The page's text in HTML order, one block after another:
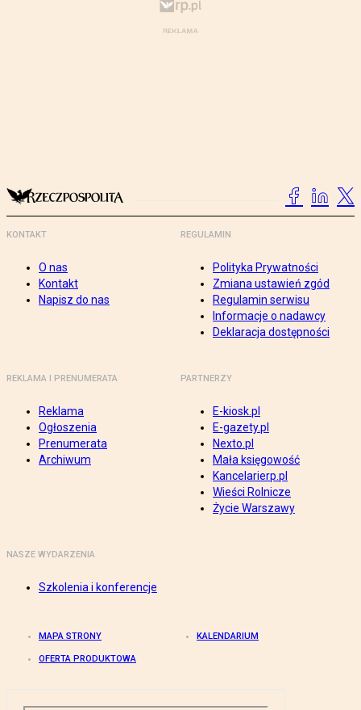
KONTAKT
O nas
Kontakt
Napisz do nas
REGULAMIN
Polityka Prywatności
Zmiana ustawień zgód
Regulamin serwisu
Informacje o nadawcy
Deklaracja dostępności
REKLAMA I PRENUMERATA
Reklama
Ogłoszenia
Prenumerata
Archiwum
PARTNERZY
E-kiosk.pl
E-gazety.pl
Nexto.pl
Mała księgowość
Kancelarierp.pl
Wieści Rolnicze
Życie Warszawy
NASZE WYDARZENIA
Szkolenia i konferencje
MAPA STRONY KALENDARIUM
OFERTA PRODUKTOWA